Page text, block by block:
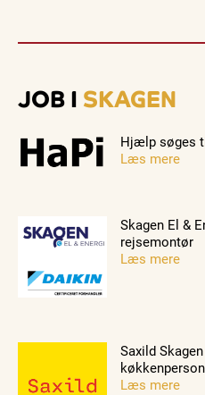
JOB I SKAGEN
Hjælp søges
Læs mere
Skagen El &
rejsemontør
Læs mere
Saxild
Læs mere